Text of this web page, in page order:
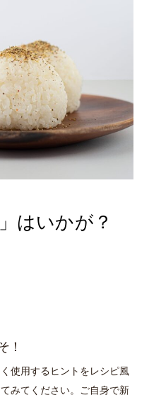
はいかが？
！
使用するヒントをレシピ風
みてください。ご自身で新